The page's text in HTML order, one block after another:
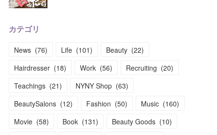
カテゴリ
News (76) Life (101) Beauty (22)
Hairdresser (18) Work (56) Recruiting (20)
Teachings (21) NYNY Shop (63)
BeautySalons (12) Fashion (50) Music (160)
Movie (58) Book (131) Beauty Goods (10)